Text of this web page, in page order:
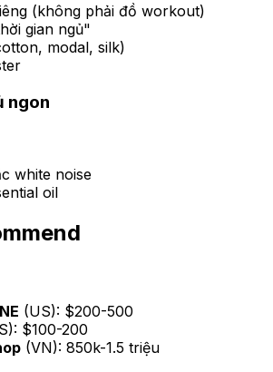
(không phải đồ workout)
gian ngủ"
modal, silk)
ngon
white noise
oil
(US): $200-500
$100-200
(VN): 850k-1.5 triệu